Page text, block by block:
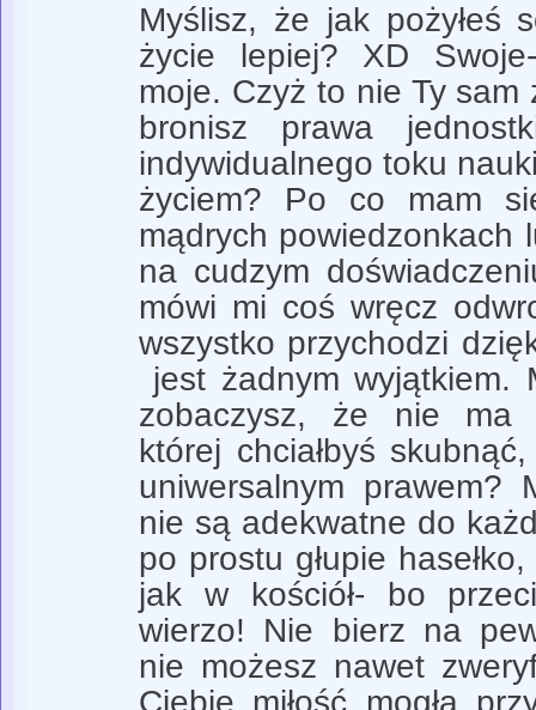
Myślisz, że jak pożyłeś
życie lepiej? XD
moje. Czyż to nie Ty
bronisz prawa
indywidualnego toku
życiem? Po co mam
mądrych powiedzonkach
na cudzym
mówi mi coś wręcz
wszystko przychodzi
jest żadnym wyjątkiem.
zobaczysz, że nie ma
której chciałbyś
uniwersalnym prawem?
nie są adekwatne do
po prostu głupie
jak w kościół- bo
wierzo! Nie bierz na
nie możesz nawet
Ciebie miłość mogła